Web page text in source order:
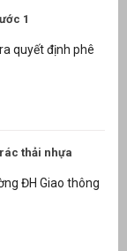
1
quyết định phê
thải nhựa
ĐH Giao thông